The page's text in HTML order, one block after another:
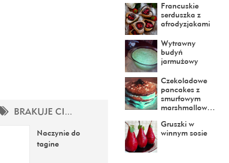
BRAKUJE CI...
Naczynie do
tagine
Francuskie
serduszka z
afrodyzjakami
Wytrawny
budyń
jarmużowy
Czekoladowe
pancakes z
smurfowym
marshmallow…
Gruszki w
winnym sosie